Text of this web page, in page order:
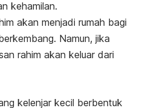
kehamilan.
akan menjadi rumah bagi
Namun, jika
rahim akan keluar dari
kelenjar kecil berbentuk